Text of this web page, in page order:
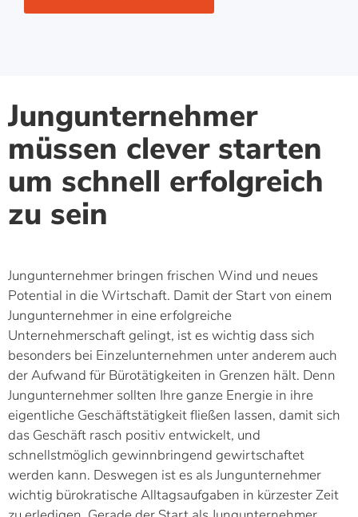
Jungunternehmer
müssen clever starten
um schnell erfolgreich
zu sein
Jungunternehmer bringen frischen Wind und neues
Potential in die Wirtschaft. Damit der Start von einem
Jungunternehmer in eine erfolgreiche
Unternehmerschaft gelingt, ist es wichtig dass sich
besonders bei Einzelunternehmen unter anderem auch
der Aufwand für Bürotätigkeiten in Grenzen hält. Denn
Jungunternehmer sollten Ihre ganze Energie in ihre
eigentliche Geschäftstätigkeit fließen lassen, damit sich
das Geschäft rasch positiv entwickelt, und
schnellstmöglich gewinnbringend gewirtschaftet
werden kann. Deswegen ist es als Jungunternehmer
wichtig bürokratische Alltagsaufgaben in kürzester Zeit